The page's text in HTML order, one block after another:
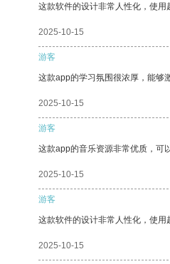
这款软件的设计非常人性化，使用
2025-10-15
游客
这款app的学习氛围很浓厚，能够
2025-10-15
游客
这款app的音乐资源非常优质，可
2025-10-15
游客
这款软件的设计非常人性化，使用
2025-10-15